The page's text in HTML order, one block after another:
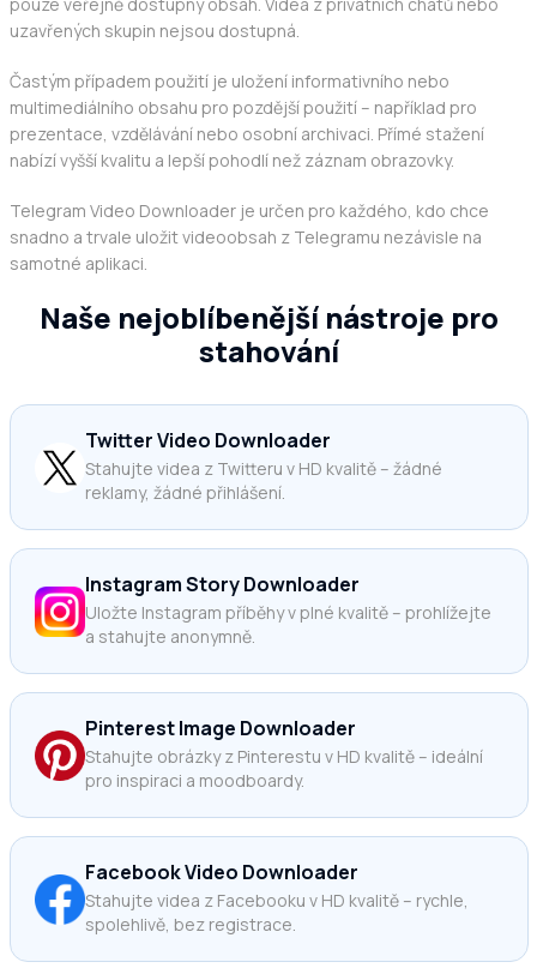
uzavřených skupin nejsou dostupná.
Častým případem použití je uložení informativního nebo
multimediálního obsahu pro pozdější použití – například pro
prezentace, vzdělávání nebo osobní archivaci. Přímé stažení
nabízí vyšší kvalitu a lepší pohodlí než záznam obrazovky.
Telegram Video Downloader je určen pro každého, kdo chce
snadno a trvale uložit videoobsah z Telegramu nezávisle na
samotné aplikaci.
Naše nejoblíbenější nástroje pro
stahování
Twitter Video Downloader
Stahujte videa z Twitteru v HD kvalitě – žádné
reklamy, žádné přihlášení.
Instagram Story Downloader
Uložte Instagram příběhy v plné kvalitě – prohlížejte
a stahujte anonymně.
Pinterest Image Downloader
Stahujte obrázky z Pinterestu v HD kvalitě – ideální
pro inspiraci a moodboardy.
Facebook Video Downloader
Stahujte videa z Facebooku v HD kvalitě – rychle,
spolehlivě, bez registrace.